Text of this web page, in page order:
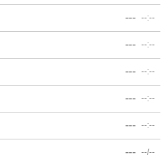
--- --:--
--- --:--
--- --:--
--- --:--
--- --:--
--- --/--